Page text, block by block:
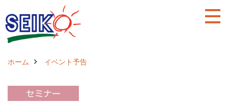
ホーム イベント予告